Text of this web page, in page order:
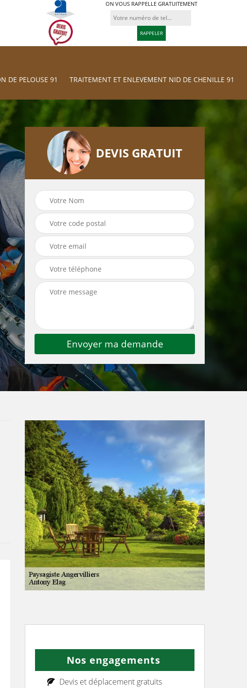
ON VOUS RAPPELLE GRATUITEMENT
DE PELOUSE 91 TRAITEMENT ET ENLEVEMENT NID DE CHENILLE 91
d'arbres Tonte et réfection
de pelouse 91
Traitement et
Enlevement nid
chenille 91
DEVIS GRATUIT
Nos engagements
Devis et déplacement gratuits